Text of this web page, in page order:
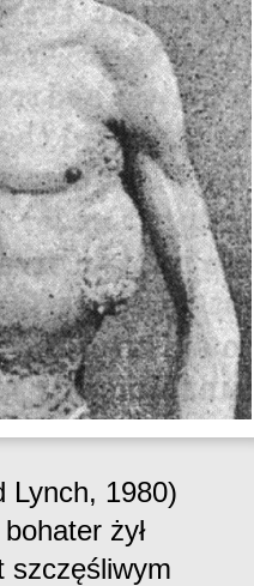
Lynch, 1980)
żył
szczęśliwym